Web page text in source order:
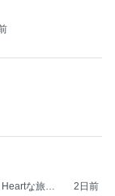
な旅日
2日前